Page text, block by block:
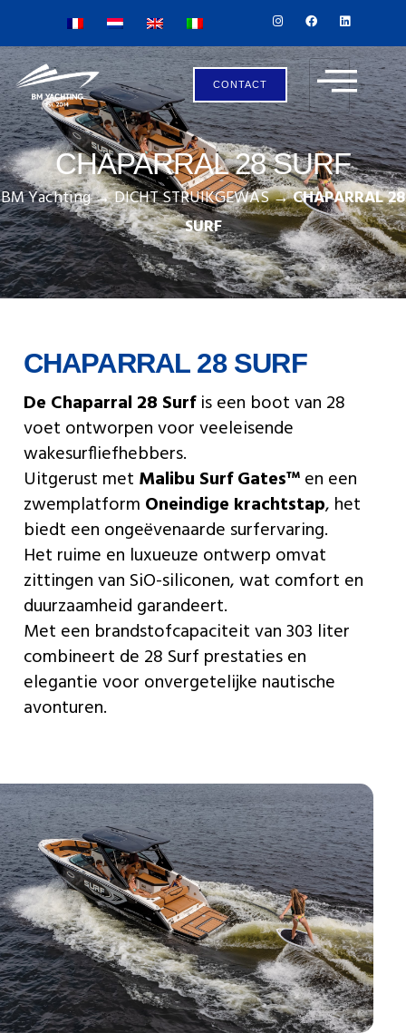
CONTACT
CHAPARRAL 28 SURF
BM Yachting→DICHT STRUIKGEWAS→CHAPARRAL 28
SURF
CHAPARRAL 28 SURF
De Chaparral 28 Surfis een boot van 28
voet ontworpen voor veeleisende
wakesurfliefhebbers.
Uitgerust met Malibu Surf Gates™en een
zwemplatform Oneindige krachtstap, het
biedt een ongeëvenaarde surfervaring.
Het ruime en luxueuze ontwerp omvat
zittingen van SiO-siliconen, wat comfort en
duurzaamheid garandeert.
Met een brandstofcapaciteit van 303 liter
combineert de 28 Surf prestaties en
elegantie voor onvergetelijke nautische
avonturen.